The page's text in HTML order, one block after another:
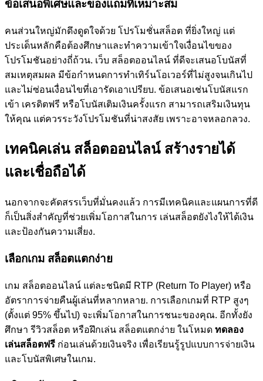
ข้อเสนอพิเศษและของแถมที่เหมาะสม
คนส่วนใหญ่มักดึงดูดใจด้วย โปรโมชั่นสล็อต ที่ยิ่งใหญ่ แต่
ประเด็นหลักคือต้องศึกษาและทำความเข้าใจเงื่อนไขของ
โปรโมชันอย่างถี่ถ้วน. เว็บ สล็อตออนไลน์ ที่ดีจะเสนอโบนัสที่
สมเหตุสมผล มีข้อกำหนดการทำเทิร์นโอเวอร์ที่ไม่สูงจนเกินไป
และไม่ซ่อนเงื่อนไขที่เอารัดเอาเปรียบ. ข้อเสนอเช่นโบนัสแรก
เข้า เครดิตฟรี หรือโบนัสเติมเงินครั้งแรก สามารถเสริมเงินทุน
ให้คุณ แต่ควรระวังโปรโมชันที่น่าสงสัย เพราะอาจหลอกลวง.
เทคนิคเล่น สล็อตออนไลน์ สร้างรายได้
และเชื่อถือได้
นอกจากจะคัดสรรเว็บที่มั่นคงแล้ว การมีเทคนิคและแผนการที่ดี
ก็เป็นสิ่งสำคัญที่ช่วยเพิ่มโอกาสในการ เล่นสล็อตยังไงให้ได้เงิน
และป้องกันความเสี่ยง.
เลือกเกม สล็อตแตกง่าย
เกม สล็อตออนไลน์ แต่ละชนิดมี RTP (Return To Player) หรือ
อัตราการจ่ายคืนผู้เล่นที่หลากหลาย. การเลือกเกมที่ RTP สูงๆ
(ตั้งแต่ 95% ขึ้นไป) จะเพิ่มโอกาสในการชนะของคุณ. อีกทั้งยัง
ศึกษา รีวิวสล็อต หรือฝึกเล่น สล็อตแตกง่าย ในโหมด ทดลอง
เล่นสล็อตฟรี ก่อนเล่นด้วยเงินจริง เพื่อเรียนรู้รูปแบบการจ่ายเงิน
และโบนัสพิเศษในเกม.